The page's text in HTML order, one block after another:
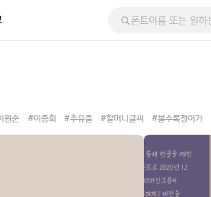
원순 #이종희 #추유을 #할머니글씨 #볼수록정이가